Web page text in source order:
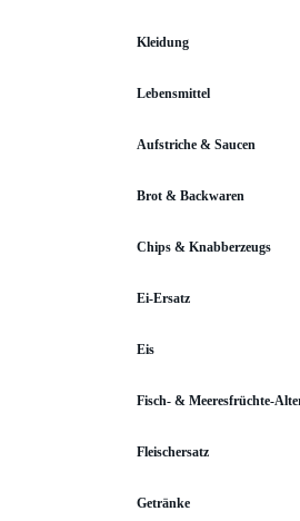
Kleidung
Lebensmittel
Aufstriche & Saucen
Brot & Backwaren
Chips & Knabberzeugs
Ei-Ersatz
Eis
Fisch- & Meeresfrüchte-
Fleischersatz
Getränke